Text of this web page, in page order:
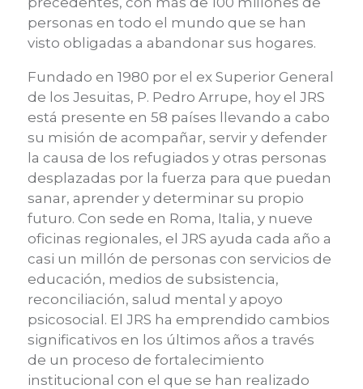
personas en todo el mundo que se han
visto obligadas a abandonar sus hogares.
Fundado en 1980 por el ex Superior General
de los Jesuitas, P. Pedro Arrupe, hoy el JRS
está presente en 58 países llevando a cabo
su misión de acompañar, servir y defender
la causa de los refugiados y otras personas
desplazadas por la fuerza para que puedan
sanar, aprender y determinar su propio
futuro. Con sede en Roma, Italia, y nueve
oficinas regionales, el JRS ayuda cada año a
casi un millón de personas con servicios de
educación, medios de subsistencia,
reconciliación, salud mental y apoyo
psicosocial. El JRS ha emprendido cambios
significativos en los últimos años a través
de un proceso de fortalecimiento
institucional con el que se han realizado